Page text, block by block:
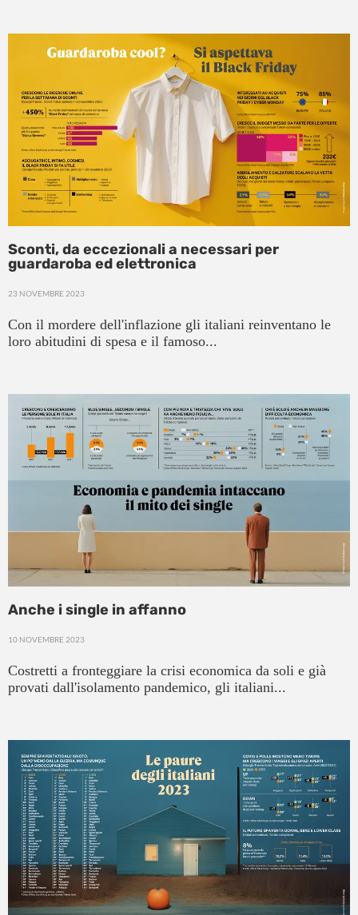
Sconti, da eccezionali a necessari per
guardaroba ed elettronica
23 NOVEMBRE 2023
Con il mordere dell'inflazione gli italiani reinventano le
loro abitudini di spesa e il famoso...
Anche i single in affanno
10 NOVEMBRE 2023
Costretti a fronteggiare la crisi economica da soli e già
provati dall'isolamento pandemico, gli italiani...